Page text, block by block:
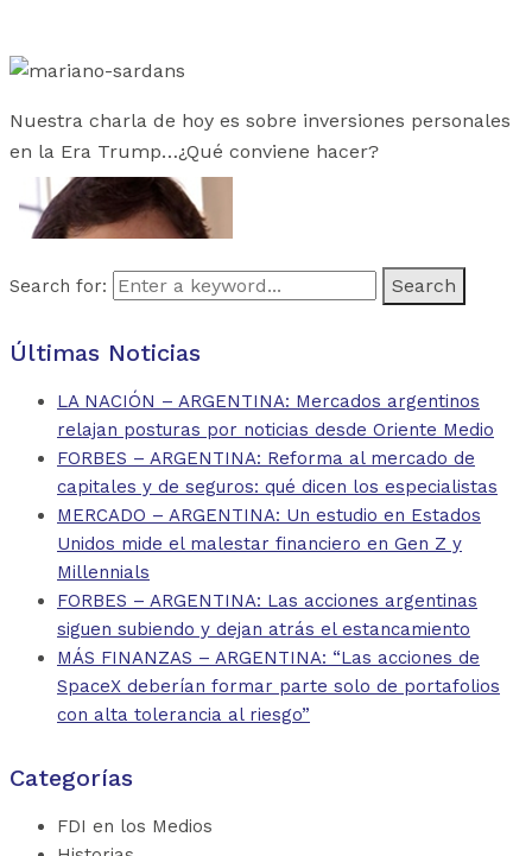
Nuestra charla de hoy es sobre inversiones personales
en la Era Trump…¿Qué conviene hacer?
Search for:
Últimas Noticias
LA NACIÓN – ARGENTINA: Mercados argentinos
relajan posturas por noticias desde Oriente Medio
FORBES – ARGENTINA: Reforma al mercado de
capitales y de seguros: qué dicen los especialistas
MERCADO – ARGENTINA: Un estudio en Estados
Unidos mide el malestar financiero en Gen Z y
Millennials
FORBES – ARGENTINA: Las acciones argentinas
siguen subiendo y dejan atrás el estancamiento
MÁS FINANZAS – ARGENTINA: “Las acciones de
SpaceX deberían formar parte solo de portafolios
con alta tolerancia al riesgo”
Categorías
FDI en los Medios